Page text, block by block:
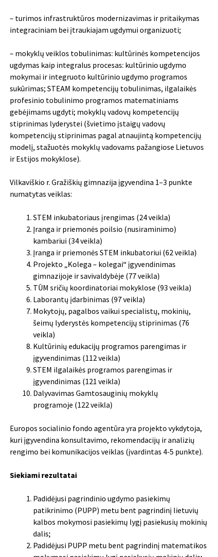
– turimos infrastruktūros modernizavimas ir pritaikymas
integraciniam bei įtraukiajam ugdymui organizuoti;
– mokyklų veiklos tobulinimas: kultūrinės kompetencijos
ugdymas kaip integralus procesas: kultūrinio ugdymo
mokymai ir integruoto kultūrinio ugdymo programos
sukūrimas; STEAM kompetencijų tobulinimas, ilgalaikės
profesinio tobulinimo programos matematiniams
gebėjimams ugdyti; mokyklų vadovų kompetencijų
stiprinimas lyderystei (švietimo įstaigų vadovų
kompetencijų stiprinimas pagal atnaujintą kompetencijų
modelį, stažuotės mokyklų vadovams pažangiose Lietuvos
ir Estijos mokyklose).
Vilkaviškio r. Gražiškių gimnazija įgyvendina 1–3 punkte
numatytas veiklas:
STEM inkubatoriaus įrengimas (24 veikla)
Įranga ir priemonės poilsio (nusiraminimo)
kambariui (34 veikla)
Įranga ir priemonės STEM inkubatoriui (62 veikla)
Projekto „Kolega – kolegai“ įgyvendinimas
gimnazijoje ir savivaldybėje (77 veikla)
TŪM sričių koordinatoriai mokyklose (93 veikla)
Laborantų įdarbinimas (97 veikla)
Mokytojų, pagalbos vaikui specialistų, mokinių,
šeimų lyderystės kompetencijų stiprinimas (76
veikla)
Kultūrinių edukacijų programos parengimas ir
įgyvendinimas (112 veikla)
STEM ilgalaikės programos parengimas ir
įgyvendinimas (121 veikla)
Dalyvavimas Gamtosauginių mokyklų
programoje (122 veikla)
Europos socialinio fondo agentūra yra projekto vykdytoja,
kuri įgyvendina konsultavimo, rekomendacijų ir analizių
rengimo bei komunikacijos veiklas (įvardintas 4-5 punkte).
Siekiami rezultatai
Padidėjusi pagrindinio ugdymo pasiekimų
patikrinimo (PUPP) metu bent pagrindinį lietuvių
kalbos mokymosi pasiekimų lygį pasiekusių mokinių
dalis;
Padidėjusi PUPP metu bent pagrindinį matematikos